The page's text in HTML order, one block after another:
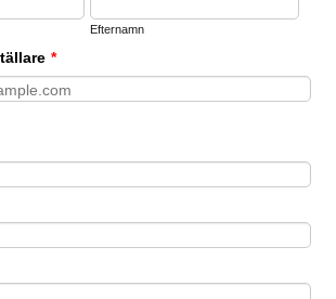
Efternamn
*